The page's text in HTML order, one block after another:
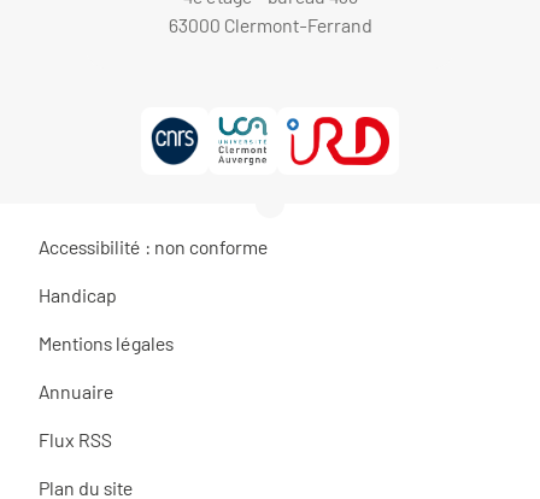
63000 Clermont-Ferrand
Accessibilité : non conforme
Handicap
Mentions légales
Annuaire
Flux RSS
Plan du site